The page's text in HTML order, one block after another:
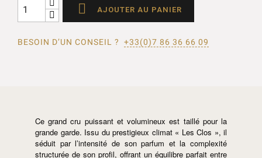
 AJOUTER AU PANIER
BESOIN D’UN CONSEIL ? +33(0)7 86 36 66 09
Ce grand cru puissant et volumineux est taillé pour la
grande garde. Issu du prestigieux climat « Les Clos », il
séduit par l’intensité de son parfum et la complexité
structurée de son profil, offrant un équilibre parfait entre